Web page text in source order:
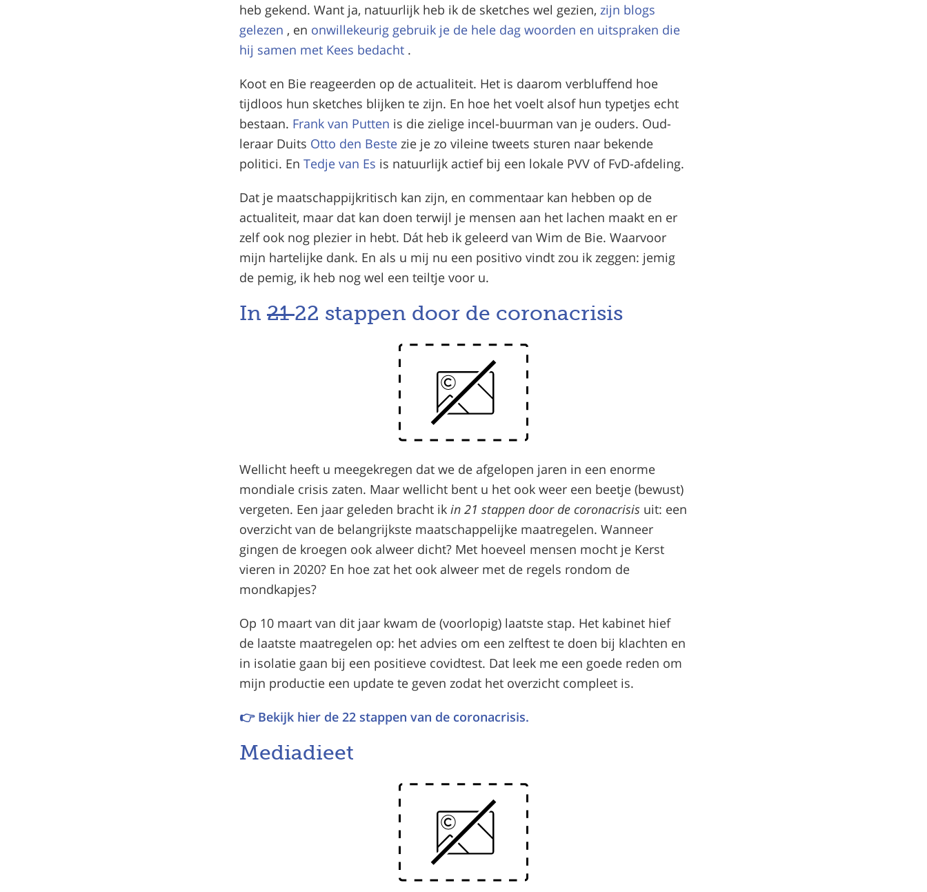
heb gekend. Want ja, natuurlijk heb ik de sketches wel gezien, zijn blogs
gelezen , en onwillekeurig gebruik je de hele dag woorden en uitspraken die
hij samen met Kees bedacht .
Koot en Bie reageerden op de actualiteit. Het is daarom verbluffend hoe
tijdloos hun sketches blijken te zijn. En hoe het voelt alsof hun typetjes echt
bestaan. Frank van Putten is die zielige incel-buurman van je ouders. Oud-
leraar Duits Otto den Beste zie je zo vileine tweets sturen naar bekende
politici. En Tedje van Es is natuurlijk actief bij een lokale PVV of FvD-afdeling.
Dat je maatschappijkritisch kan zijn, en commentaar kan hebben op de
actualiteit, maar dat kan doen terwijl je mensen aan het lachen maakt en er
zelf ook nog plezier in hebt. Dát heb ik geleerd van Wim de Bie. Waarvoor
mijn hartelijke dank. En als u mij nu een positivo vindt zou ik zeggen: jemig
de pemig, ik heb nog wel een teiltje voor u.
In 2122 stappen door de coronacrisis
Wellicht heeft u meegekregen dat we de afgelopen jaren in een enorme
mondiale crisis zaten. Maar wellicht bent u het ook weer een beetje (bewust)
vergeten. Een jaar geleden bracht ik in 21 stappen door de coronacrisis uit: een
overzicht van de belangrijkste maatschappelijke maatregelen. Wanneer
gingen de kroegen ook alweer dicht? Met hoeveel mensen mocht je Kerst
vieren in 2020? En hoe zat het ook alweer met de regels rondom de
mondkapjes?
Op 10 maart van dit jaar kwam de (voorlopig) laatste stap. Het kabinet hief
de laatste maatregelen op: het advies om een zelftest te doen bij klachten en
in isolatie gaan bij een positieve covidtest. Dat leek me een goede reden om
mijn productie een update te geven zodat het overzicht compleet is.
👉 Bekijk hier de 22 stappen van de coronacrisis.
Mediadieet